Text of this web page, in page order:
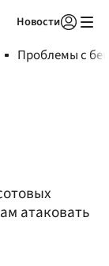
Новости
Проблемы с
атаковать